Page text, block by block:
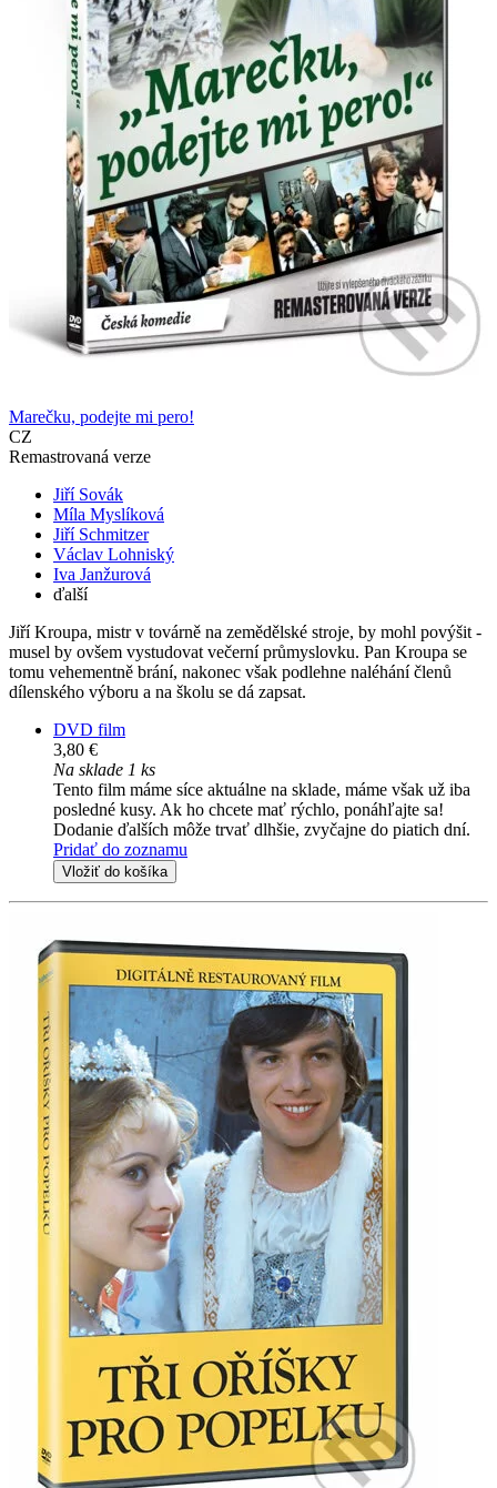
Marečku, podejte mi pero!
CZ
Remastrovaná verze
Jiří Sovák
Míla Myslíková
Jiří Schmitzer
Václav Lohniský
Iva Janžurová
ďalší
Jiří Kroupa, mistr v továrně na zemědělské stroje, by mohl povýšit -
musel by ovšem vystudovat večerní průmyslovku. Pan Kroupa se
tomu vehementně brání, nakonec však podlehne naléhání členů
dílenského výboru a na školu se dá zapsat.
DVD film
3,80 €
Na sklade 1 ks
Tento film máme síce aktuálne na sklade, máme však už iba
posledné kusy. Ak ho chcete mať rýchlo, ponáhľajte sa!
Dodanie ďalších môže trvať dlhšie, zvyčajne do piatich dní.
Pridať do zoznamu
Vložiť do košíka